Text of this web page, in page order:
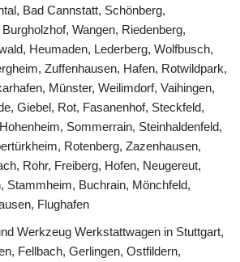
Bad Cannstatt, Schönberg,
Wangen, Riedenberg,
Heumaden, Lederberg, Wolfbusch,
Zuffenhausen, Hafen, Rotwildpark,
Münster, Weilimdorf, Vaihingen,
Giebel, Rot, Fasanenhof, Steckfeld,
Sommerrain, Steinhaldenfeld,
Rotenberg, Zazenhausen,
Rohr, Freiberg, Hofen, Neugereut,
Stammheim, Buchrain, Mönchfeld,
Flughafen
Werkzeug Werkstattwagen in Stuttgart,
Fellbach, Gerlingen, Ostfildern,